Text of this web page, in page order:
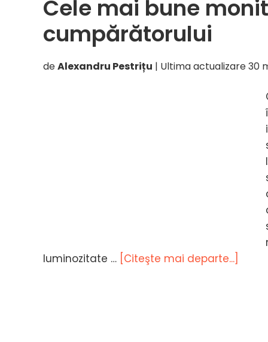
2026
Ghidul
Cele mai bune
cumpărătorului
deAlexandru Pestrițu | Ultima actualizare30
luminozitate … [Citeşte mai departe...]